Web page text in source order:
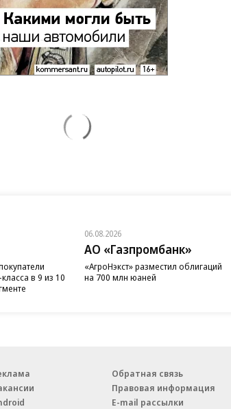
в 9 из 10
06.08.2026
АО «Газпромбанк»
«АгроНэкст» разместил облигаций
на 700 млн юаней
Обратная связь
Правовая информация
E-mail рассылки